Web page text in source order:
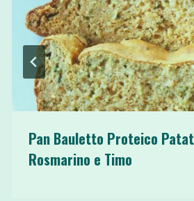
Pan Bauletto Proteico
Rosmarino e Timo